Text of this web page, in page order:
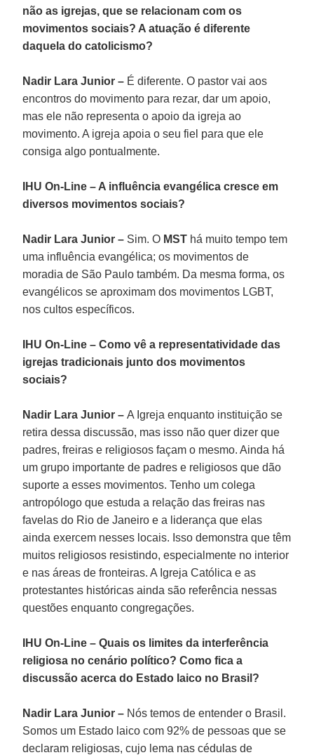
não as igrejas, que se relacionam com os
movimentos sociais? A atuação é diferente
daquela do catolicismo?
Nadir LaraJunior– É diferente. O pastor vai aos
encontros do movimento para rezar, dar um apoio,
mas ele não representa o apoio da igreja ao
movimento. A igreja apoia o seu fiel para que ele
consiga algo pontualmente.
IHU On-Line – A influência evangélica cresce em
diversos movimentos sociais?
Nadir LaraJunior– Sim. O MST há muito tempo tem
uma influência evangélica; os movimentos de
moradia de São Paulo também. Da mesma forma, os
evangélicos se aproximam dos movimentos LGBT,
nos cultos específicos.
IHU On-Line – Como vê a representatividade das
igrejas tradicionais junto dos movimentos
sociais?
Nadir LaraJunior–A Igreja enquanto instituição se
retira dessa discussão, mas isso não quer dizer que
padres, freiras e religiosos façam o mesmo. Ainda há
um grupo importante de padres e religiosos que dão
suporte a esses movimentos. Tenho um colega
antropólogo que estuda a relação das freiras nas
favelas do Rio de Janeiro e a liderança que elas
ainda exercem nesses locais. Isso demonstra que têm
muitos religiosos resistindo, especialmente no interior
e nas áreas de fronteiras. A Igreja Católica e as
protestantes históricas ainda são referência nessas
questões enquanto congregações.
IHU On-Line – Quais os limites da interferência
religiosa no cenário político? Como fica a
discussão acerca do Estado laico no Brasil?
Nadir LaraJunior– Nós temos de entender o Brasil.
Somos um Estado laico com 92% de pessoas que se
declaram religiosas, cujo lema nas cédulas de